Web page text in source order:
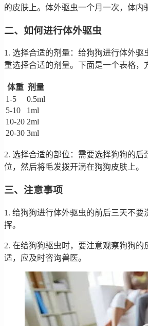
的皮肤上。体外驱虫一个月一次，体内
二、如何进行体外驱虫
1. 选择合适的剂量：给狗狗进行体外驱
重选择合适的剂量。下面是一个表格，
体重 剂量
1-5
0.5ml
5-10
1ml
10-20 2ml
20-30 3ml
2. 选择合适的部位：需要选择狗狗的后
位，然后将毛发拨开滴在狗狗皮肤上。
三、注意事项
1. 给狗狗进行体外驱虫的前后三天不要
挥。
2. 在给狗狗驱虫时，要注意观察狗狗的
适，应及时咨询兽医。